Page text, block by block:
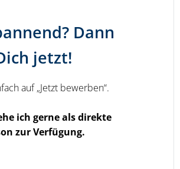
Dann
jetzt!
auf „Jetzt bewerben“.
ich gerne als direkte
zur Verfügung.